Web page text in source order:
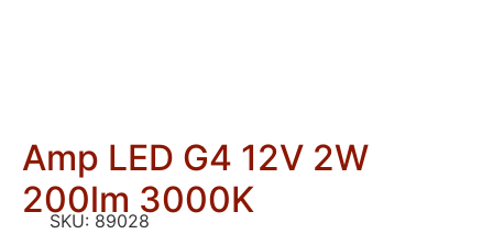
Amp LED G4 12V 2W
200lm 3000K
SKU: 89028